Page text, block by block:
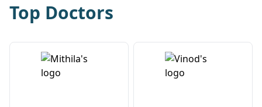
Top Doctors